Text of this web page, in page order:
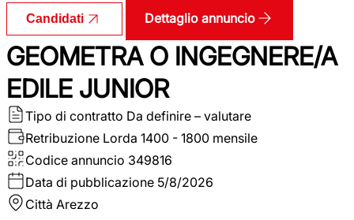
Candidati Dettaglio annuncio
GEOMETRA O INGEGNERE/A
EDILE JUNIOR
Tipo di contratto Da definire – valutare
Retribuzione Lorda 1400 - 1800 mensile
Codice annuncio 349816
Data di pubblicazione 5/8/2026
Città Arezzo